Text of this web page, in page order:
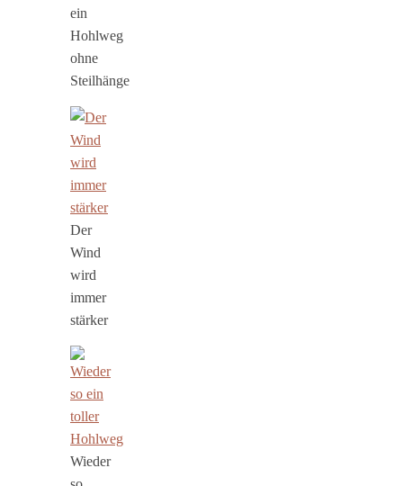
ein
Hohlweg
ohne
Steilhänge
Der
Wind
wird
immer
stärker
Wieder